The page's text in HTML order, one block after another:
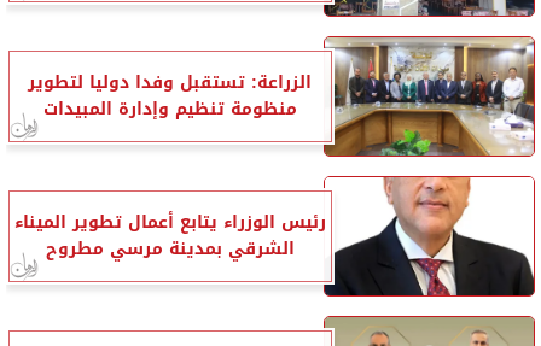
الزراعة: تستقبل وفدا دوليا لتطوير
منظومة تنظيم وإدارة المبيدات
رئيس الوزراء يتابع أعمال تطوير الميناء
الشرقي بمدينة مرسي مطروح